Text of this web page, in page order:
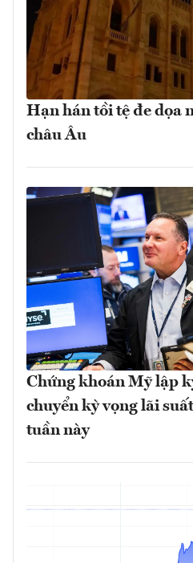
Hạn hán tồi tệ đe dọa
châu Âu
Chứng khoán Mỹ lập
chuyển kỳ vọng lãi
tuần này